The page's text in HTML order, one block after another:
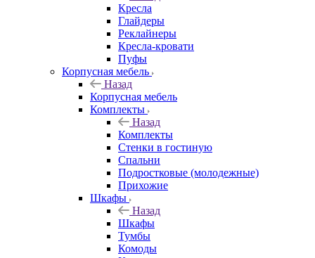
Кресла
Глайдеры
Реклайнеры
Кресла-кровати
Пуфы
Корпусная мебель
Назад
Корпусная мебель
Комплекты
Назад
Комплекты
Стенки в гостиную
Спальни
Подростковые (молодежные)
Прихожие
Шкафы
Назад
Шкафы
Тумбы
Комоды